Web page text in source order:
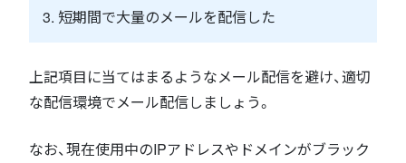
短期間で大量のメールを配信した
上記項目に当てはまるようなメール配信を避け、適切
な配信環境でメール配信しましょう。
なお、現在使用中のIPアドレスやドメインがブラック